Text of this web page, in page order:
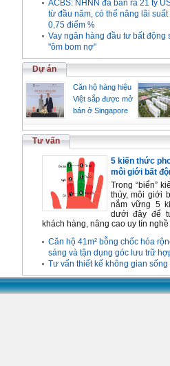
ACBS: NHNN đã bán ra 21 tỷ
từ đầu năm, có thể nâng lãi
0,75 điểm %
Vay ngân hàng đầu tư bất động
"ôm bom nợ"
Dự án
Căn hộ hàng hiệu
Việt sắp được mở
bán ở Singapore
Tư vấn
5 kiến thức
môi giới bất
Trong “biển”
thủy, môi giới
nắm vững 5
dưới đây để
khách hàng, nâng cao uy tín
Căn hộ 41m² bỗng chốc hóa
sáng và tận dụng góc lưu trữ
Tư vấn thiết kế không gian sống